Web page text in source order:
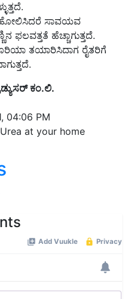
ಸಾವಯವ
ಹೆಚ್ಚಾಗುತ್ತದೆ.
ತಯಾರಿಸಿದಾಗ ರೈತರಿಗೆ
ಕಂ.ಲಿ.
04:06 PM
at your home